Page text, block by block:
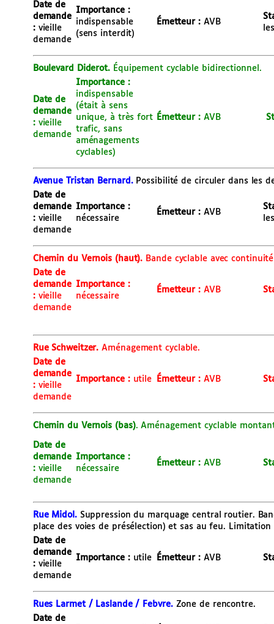
Date de
demande
:vieille
demande
Importance :
indispensable
(sens interdit)
Émetteur :AVB
Boulevard Diderot. Équipement cyclable bidirectionnel.
Date de
demande
:vieille
demande
Importance :
indispensable
(était à sens
unique, à très fort
trafic, sans
aménagements
cyclables)
Émetteur :AVB
Avenue Tristan Bernard. Possibilité de circuler dans les
Date de
demande
:vieille
demande
Importance :
nécessaire
Émetteur :AVB
Chemin du Vernois (haut). Bande cyclable avec
Date de
demande
:vieille
demande
Importance :
nécessaire
Émetteur :AVB
Rue Schweitzer.Aménagement cyclable.
Date de
demande
:vieille
demande
Importance : utile Émetteur :AVB
Chemin du Vernois (bas). Aménagement cyclable
Date de
demande
:vieille
demande
Importance :
nécessaire
Émetteur :AVB
Rue Midol.Suppression du marquage central routier.
place des voies de présélection) et sas au feu. Limitation
Date de
demande
:vieille
demande
Importance : utile Émetteur :AVB
Rues Larmet / Laslande / Febvre.Zone de rencontre.
Date de